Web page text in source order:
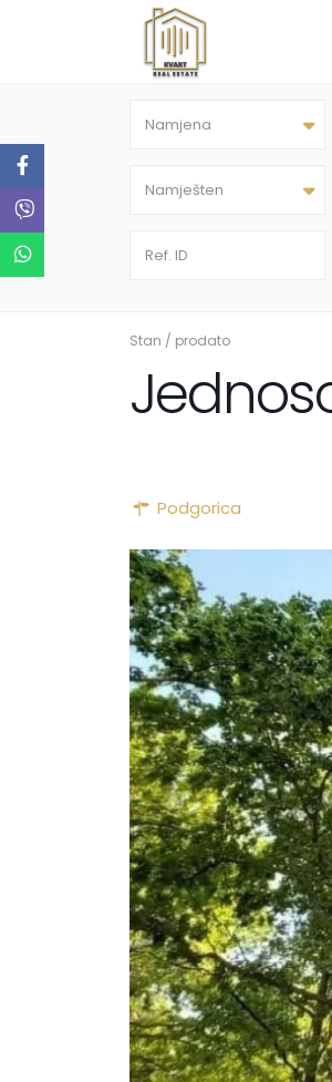
Namjena
Namješten
Stan / prodato
Podgorica